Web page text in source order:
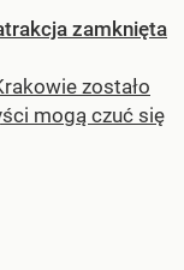
zamknięta
zostało
mogą czuć się